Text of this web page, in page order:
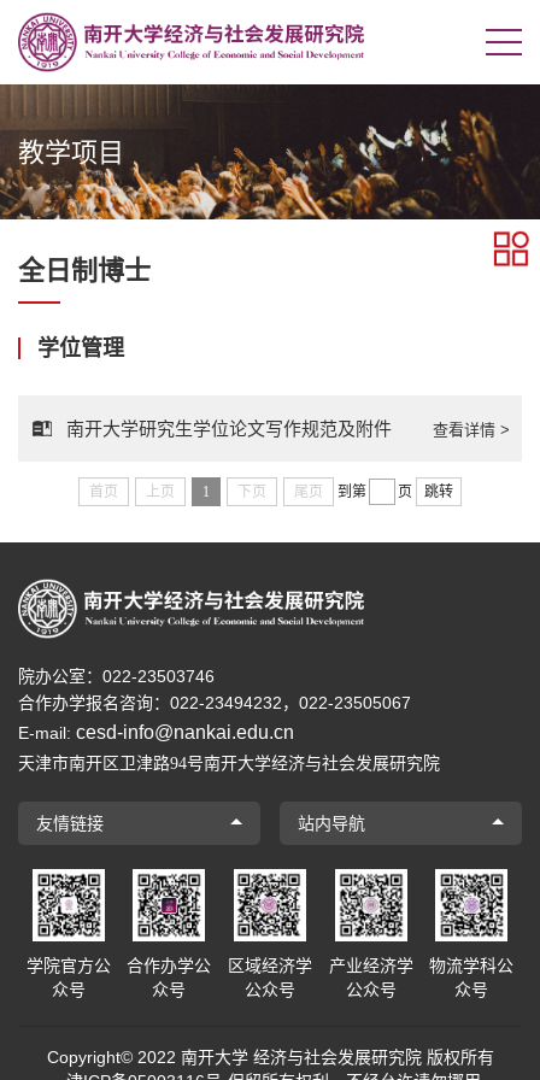
教学项目
全日制博士
学位管理
南开大学研究生学位论文写作规范及附件 查看详情 >
首页 上页 1 下页 尾页 到第 页 跳转
院办公室：022-23503746
合作办学报名咨询： 022-23494232， 022-23505067
E-mail: cesd-info@nankai.edu.cn
天津市南开区卫津路94号南开大学经济与社会发展研究院
友情链接 站内导航
学院官方公
众号
合作办学公
众号
区域经济学
公众号
产业经济学
公众号
物流学科公
众号
Copyright© 2022 南开大学 经济与社会发展研究院 版权所有